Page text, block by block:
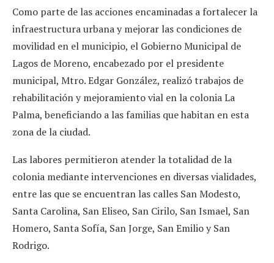
Como parte de las acciones encaminadas a fortalecer la
infraestructura urbana y mejorar las condiciones de
movilidad en el municipio, el Gobierno Municipal de
Lagos de Moreno, encabezado por el presidente
municipal, Mtro. Edgar González, realizó trabajos de
rehabilitación y mejoramiento vial en la colonia La
Palma, beneficiando a las familias que habitan en esta
zona de la ciudad.
Las labores permitieron atender la totalidad de la
colonia mediante intervenciones en diversas vialidades,
entre las que se encuentran las calles San Modesto,
Santa Carolina, San Eliseo, San Cirilo, San Ismael, San
Homero, Santa Sofía, San Jorge, San Emilio y San
Rodrigo.